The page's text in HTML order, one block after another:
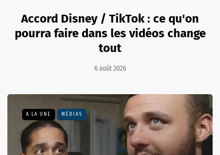
Accord Disney / TikTok : ce qu'on
pourra faire dans les vidéos change
tout
6 août 2026
A LA UNE MÉDIAS